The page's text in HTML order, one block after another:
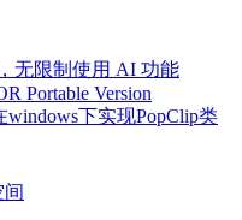
无限制使用 AI 功能
Portable Version
windows下实现PopClip类
间